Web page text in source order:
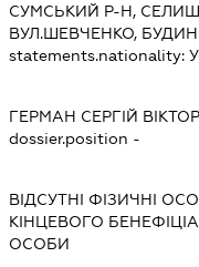
СУМСЬКИЙ Р-Н,
ВУЛ.ШЕВЧЕНКО,
statements.nationality:
ГЕРМАН СЕРГІЙ
dossier.position -
ВІДСУТНІ ФІЗИЧНІ
КІНЦЕВОГО
ОСОБИ